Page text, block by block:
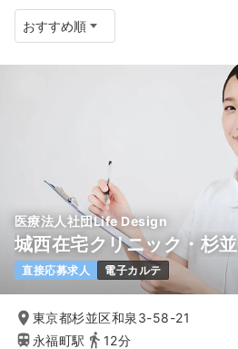
医療法人社団Life Design
城西在宅クリニック・杉並
直接応募求人 電子カルテ
東京都杉並区和泉3-58-21
永福町駅
12分